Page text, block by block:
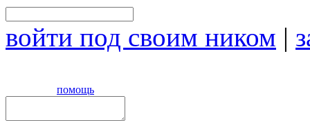
войти под своим ником |
помощь